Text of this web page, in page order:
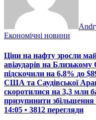
Економічні новини
Ціни на нафту зросли
авіаударів на
підскочили на 6,8% до
США та Саудівської
скоротилися на 3,3 млн
призупинити
14:05 • 3812 перегляди